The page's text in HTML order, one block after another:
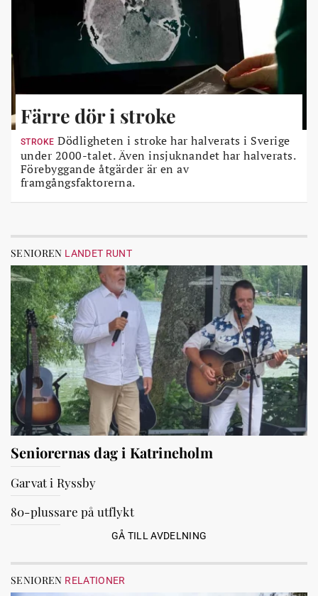
Färre dör i stroke
STROKE Dödligheten i stroke har halverats i Sverige
under 2000-talet. Även insjuknandet har halverats.
Förebyggande åtgärder är en av
framgångsfaktorerna.
SENIOREN LANDET RUNT
Seniorernas dag i Katrineholm
Garvat i Ryssby
80-plussare på utflykt
GÅ TILL AVDELNING
SENIOREN RELATIONER